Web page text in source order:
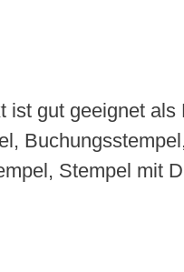
gut geeignet
Stempel mit